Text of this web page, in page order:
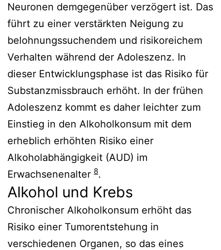
Neuronen demgegenüber verzögert ist. Das
führt zu einer verstärkten Neigung zu
belohnungssuchendem und risikoreichem
Verhalten während der Adoleszenz. In
dieser Entwicklungsphase ist das Risiko für
Substanzmissbrauch erhöht. In der frühen
Adoleszenz kommt es daher leichter zum
Einstieg in den Alkoholkonsum mit dem
erheblich erhöhten Risiko einer
Alkoholabhängigkeit (AUD) im
Erwachsenenalter 8.
Alkohol und Krebs
Chronischer Alkoholkonsum erhöht das
Risiko einer Tumorentstehung in
verschiedenen Organen, so das eines